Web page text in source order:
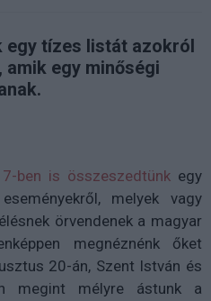
egy tízes listát azokról
egy minőségi
ben is összeszedtünkegy
melyek vagy
örvendenek a magyar
megnéznénk őket
20-án, Szent István és
megint mélyre ástunk a